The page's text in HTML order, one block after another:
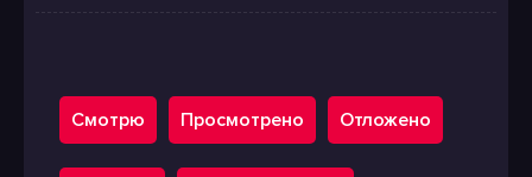
Смотрю Просмотрено Отложено